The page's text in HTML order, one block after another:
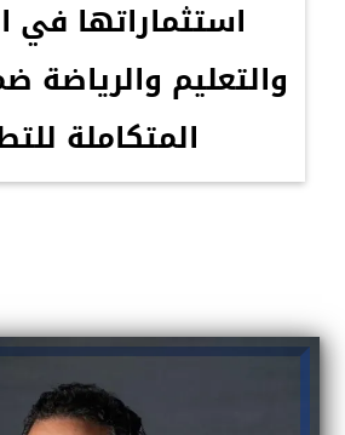
استثماراتها في
والتعليم والرياضة
المتكاملة